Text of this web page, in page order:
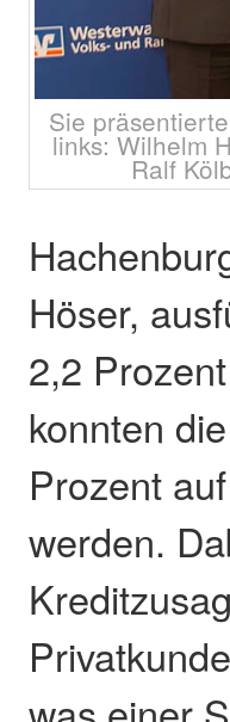
Sie
links: Wilhelm
Ralf
Höser,
2,2
konnten
Prozent
werden.